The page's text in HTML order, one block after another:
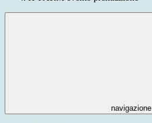
navigazione